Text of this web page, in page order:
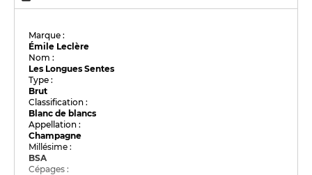
Marque :
Émile Leclère
Nom :
Les Longues Sentes
Type :
Brut
Classification :
Blanc de blancs
Appellation :
Champagne
Millésime :
BSA
Cépages :